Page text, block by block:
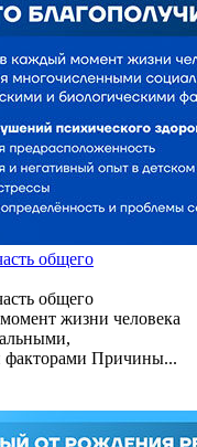
общего
общего
жизни человека
факторами Причины...